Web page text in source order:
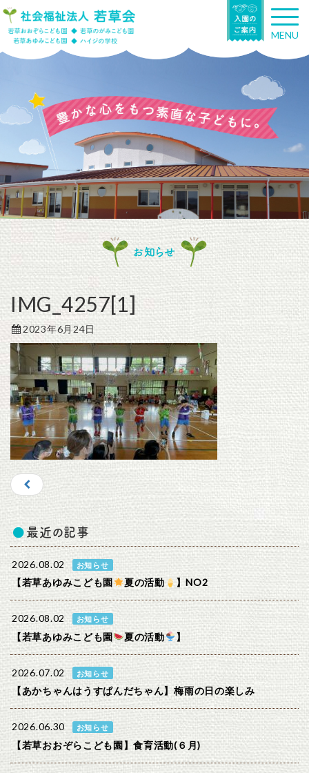
T
o
g
n
g
a
t
n
MENU
お知らせ
IMG_4257[1]
2023年6月24日
最近の記事
2026.08.02 お知らせ
【若草あゆみこども園 夏の活動 】NO2
2026.08.02 お知らせ
【若草あゆみこども園 夏の活動 】
2026.07.02 お知らせ
【あかちゃんはうすぱんだちゃん】梅雨の日の楽しみ
2026.06.30 お知らせ
【若草おおぞらこども園】食育活動(６月)